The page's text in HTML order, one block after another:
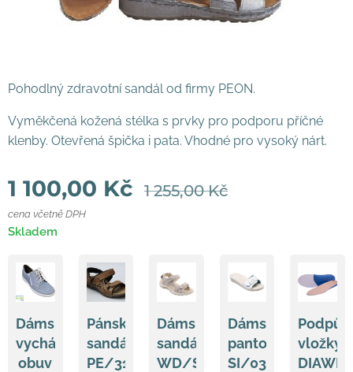
Pohodlný zdravotní sandál od firmy PEON.
Vyměkčená kožená stélka s prvky pro podporu příčné
klenby. Otevřená špička i pata. Vhodné pro vysoký nárt.
1 100,00 Kč 1 255,00Kč
cena včetně DPH
Skladem
Dámská
vycházková
obuv
Pánské
sandále
PE/31604-
Dámský
sandál
WD/SINGHA
Dámský
pantofel
SI/03C
vložky
DIAWIN